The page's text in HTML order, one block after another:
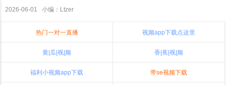
2026-06-01 小编：Ltzer
热门一对一直播 视频app下载点这里
黄|瓜|视|频 香|蕉|视|频
福利小视频app下载 带se视频下载